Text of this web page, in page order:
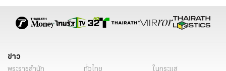
ข่าว
พระราชสำนัก ทั่วไทย
ในกระแส